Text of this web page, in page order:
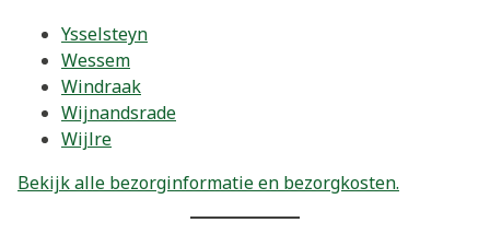
Ysselsteyn
Wessem
Windraak
Wijnandsrade
Wijlre
Bekijk alle bezorginformatie en bezorgkosten.